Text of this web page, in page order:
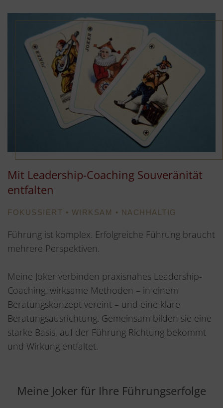
Mit Leadership-Coaching Souveränität
entfalten
FOKUSSIERT • WIRKSAM • NACHHALTIG
Führung ist komplex. Erfolgreiche Führung braucht
mehrere Perspektiven.
Meine Joker verbinden praxisnahes Leadership-
Coaching, wirksame Methoden – in einem
Beratungskonzept vereint – und eine klare
Beratungsausrichtung. Gemeinsam bilden sie eine
starke Basis, auf der Führung Richtung bekommt
und Wirkung entfaltet.
Meine Joker für Ihre Führungserfolge